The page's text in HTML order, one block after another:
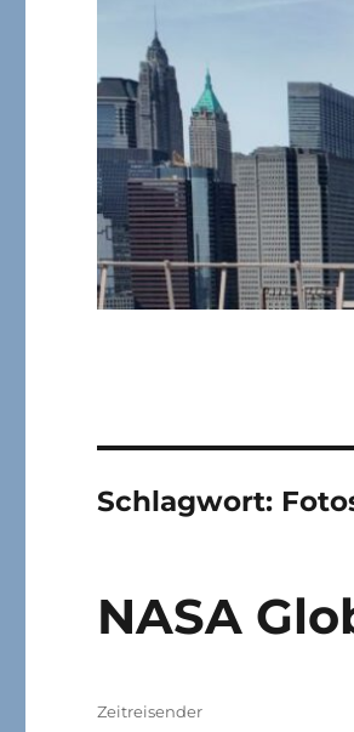
Schlagwort:
NASA
Autor
Zeitreisender